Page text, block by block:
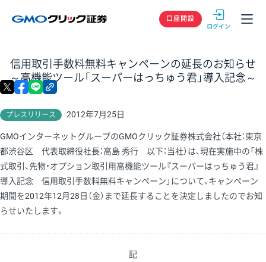
GMOクリック
口座開設
信用取引手数料無料キャンペーンの延長のお知らせ
～高機能ツール「スーパーはっちゅう君」導入記念～
プレスリリース 2012年7月25日
X facebook
GMOインターネットグループのGMOクリック証券株式会社（本社：東京
都渋谷区 代表取締役社長：高島 秀行 以下：当社）は、現在実施中の「株
式取引、先物・オプション取引用高機能ツール『スーパーはっちゅう君』
導入記念 信用取引手数料無料キャンペーン」について、キャンペーン
期間を2012年12月28日（金）まで延長することを決定しましたのでお知
らせいたします。
記